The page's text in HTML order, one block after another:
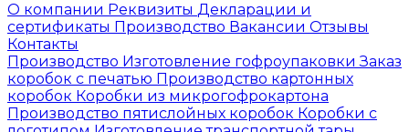
О компании Реквизиты Декларации и
сертификаты Производство Вакансии Отзывы
Контакты
Производство Изготовление гофроупаковкиЗаказ
коробок с печатью Производство картонных
коробок Коробки из микрогофрокартона
Производство пятислойных коробок Коробки с